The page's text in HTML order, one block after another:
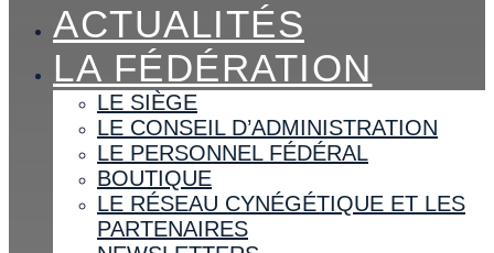
ACTUALITÉS
LA FÉDÉRATION
LE SIÈGE
LE CONSEIL D’ADMINISTRATION
LE PERSONNEL FÉDÉRAL
BOUTIQUE
LE RÉSEAU CYNÉGÉTIQUE ET LES
PARTENAIRES